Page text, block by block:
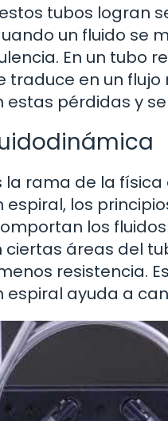
tubos logran
un fluido se
En un tubo
traduce en un
estas pérdidas y
rama de la
espiral, los
los
ciertas áreas del
resistencia.
espiral ayuda a